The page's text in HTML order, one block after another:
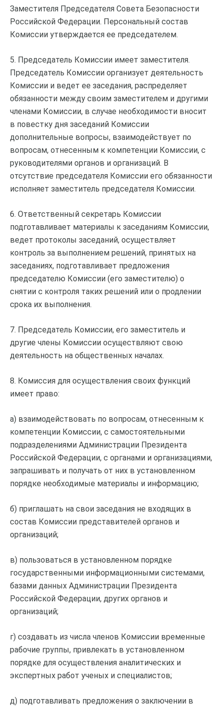
Заместителя Председателя Совета Безопасности
Российской Федерации. Персональный состав
Комиссии утверждается ее председателем.
5. Председатель Комиссии имеет заместителя.
Председатель Комиссии организует деятельность
Комиссии и ведет ее заседания, распределяет
обязанности между своим заместителем и другими
членами Комиссии, в случае необходимости вносит
в повестку дня заседаний Комиссии
дополнительные вопросы, взаимодействует по
вопросам, отнесенным к компетенции Комиссии, с
руководителями органов и организаций. В
отсутствие председателя Комиссии его обязанности
исполняет заместитель председателя Комиссии.
6. Ответственный секретарь Комиссии
подготавливает материалы к заседаниям Комиссии,
ведет протоколы заседаний, осуществляет
контроль за выполнением решений, принятых на
заседаниях, подготавливает предложения
председателю Комиссии (его заместителю) о
снятии с контроля таких решений или о продлении
срока их выполнения.
7. Председатель Комиссии, его заместитель и
другие члены Комиссии осуществляют свою
деятельность на общественных началах.
8. Комиссия для осуществления своих функций
имеет право:
а) взаимодействовать по вопросам, отнесенным к
компетенции Комиссии, с самостоятельными
подразделениями Администрации Президента
Российской Федерации, с органами и организациями,
запрашивать и получать от них в установленном
порядке необходимые материалы и информацию;
б) приглашать на свои заседания не входящих в
состав Комиссии представителей органов и
организаций;
в) пользоваться в установленном порядке
государственными информационными системами,
базами данных Администрации Президента
Российской Федерации, других органов и
организаций;
г) создавать из числа членов Комиссии временные
рабочие группы, привлекать в установленном
порядке для осуществления аналитических и
экспертных работ ученых и специалистов;
д) подготавливать предложения о заключении в